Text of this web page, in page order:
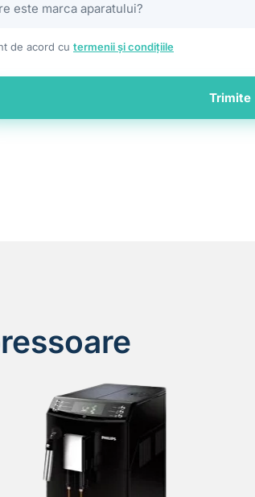
este marca aparatului?
de acord cu termenii și condițiile
Trimite